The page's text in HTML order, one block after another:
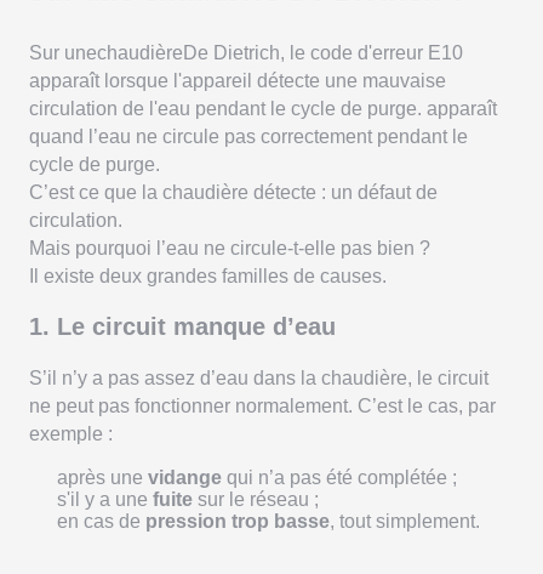
Sur unechaudièreDe Dietrich, le code d'erreur E10
apparaît lorsque l'appareil détecte une mauvaise
circulation de l'eau pendant le cycle de purge. apparaît
quand l’eau ne circule pas correctement pendant le
cycle de purge.
C’est ce que la chaudière détecte : un défaut de
circulation.
Mais pourquoi l’eau ne circule-t-elle pas bien ?
Il existe deux grandes familles de causes.
1. Le circuit manque d’eau
S’il n’y a pas assez d’eau dans la chaudière, le circuit
ne peut pas fonctionner normalement. C’est le cas, par
exemple :
après une vidange qui n’a pas été complétée ;
s'il y a une fuite sur le réseau ;
en cas de pression trop basse, tout simplement.